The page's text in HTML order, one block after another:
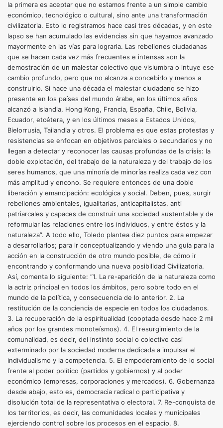
la primera es aceptar que no estamos frente a un simple cambio
económico, tecnológico o cultural, sino ante una transformación
civilizatoria. Esto lo registramos hace casi tres décadas, y en este
lapso se han acumulado las evidencias sin que hayamos avanzado
mayormente en las vías para lograrla. Las rebeliones ciudadanas
que se hacen cada vez más frecuentes e intensas son la
demostración de un malestar colectivo que vislumbra o intuye ese
cambio profundo, pero que no alcanza a concebirlo y menos a
construirlo. Si hace una década el malestar ciudadano se hizo
presente en los países del mundo árabe, en los últimos años
alcanzó a Islandia, Hong Kong, Francia, España, Chile, Bolivia,
Ecuador, etcétera, y en los últimos meses a Estados Unidos,
Bielorrusia, Tailandia y otros. El problema es que estas protestas y
resistencias se enfocan en objetivos parciales o secundarios y no
llegan a detectar y reconocer las causas profundas de la crisis: la
doble explotación, del trabajo de la naturaleza y del trabajo de los
seres humanos, que una minoría de minorías realiza cada vez con
más amplitud y encono. Se requiere entonces de una doble
liberación y emancipación: ecológica y social. Deben, pues, surgir
rebeliones ambientales, igualitarias, anticapitalistas, anti
patriarcales y capaces de construir una sociedad sustentable y de
reformular las relaciones entre los individuos, y entre éstos y la
naturaleza”. A todo ello, Toledo plantea diez puntos para empezar
a desarrollarlos; para ir conceptualizando y viendo una guía para la
acción en la construcción de otro mundo posible, de cómo ir
encontrando y conformando una nueva posibilidad Civilizatoria.
Así, comenta lo siguiente: “1. La re-aparición de la naturaleza como
la actriz principal en todos los ámbitos, pero sobre todo en el
mundo de la política, y consecuencia de lo anterior. 2. La
restitución de la conciencia de especie en todos los ciudadanos.
3. La recuperación de la espiritualidad (cooptada desde hace 2 mil
años por los grandes monoteísmos). 4. El resurgimiento de la
comunalidad, es decir, del instinto social o colectivo casi
exterminado por la sociedad moderna dedicada a impulsar el
individualismo y la competencia. 5. El empoderamiento de lo social
frente al poder político (partidos y gobiernos) y al poder
económico (empresas, corporaciones y mercados). 6. Gobernanza
desde abajo, esto es, democracia radical o participativa y
disolución total de la representativa o electoral. 7. Re-conquista de
los territorios, es decir, las comunidades locales y municipales
ejerciendo control sobre los procesos en el espacio. 8.